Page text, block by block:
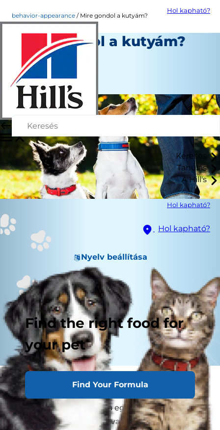
Hol kapható?
Keresés
Tanulás
A Hill's
Hol kapható?
Hol kapható?
Nyelv beállítása
Find the right food for
your pet
Find Your Formula
behavior-appearance Mire gondol a kutyám?
Mire gondol a kutyám?
Erin Ollila
Október 24, 2018
Megfigyelte-e már valaha a kutyákat egy
futtatóban játszva, látszólag mosolyogva,
ugrálva, és mancsolgatva egymást, és
elgondolkodott-e azon, "vajon mit gondolnak a